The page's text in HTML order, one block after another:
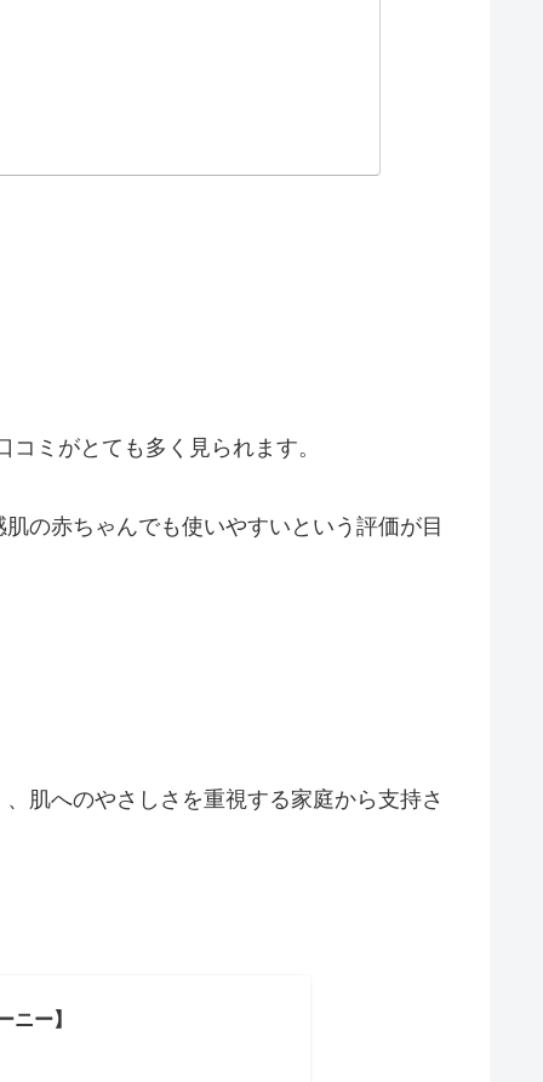
ミがとても多く見られます。
の赤ちゃんでも使いやすいという評価が目
肌へのやさしさを重視する家庭から支持さ
ニー】